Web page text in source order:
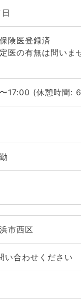
険医登録済
医の有無は問いま
17:00 (休憩時間:
市西区
い合わせください